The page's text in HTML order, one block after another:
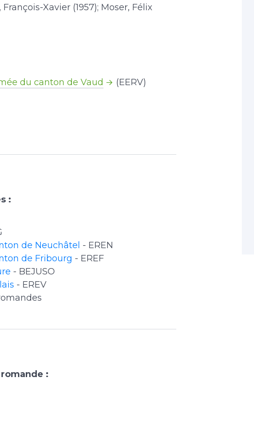
Xavier (1957); Moser, Félix
du canton de Vaud
(EERV)
:
de Neuchâtel - EREN
de Fribourg - EREF
- BEJUSO
- EREV
: